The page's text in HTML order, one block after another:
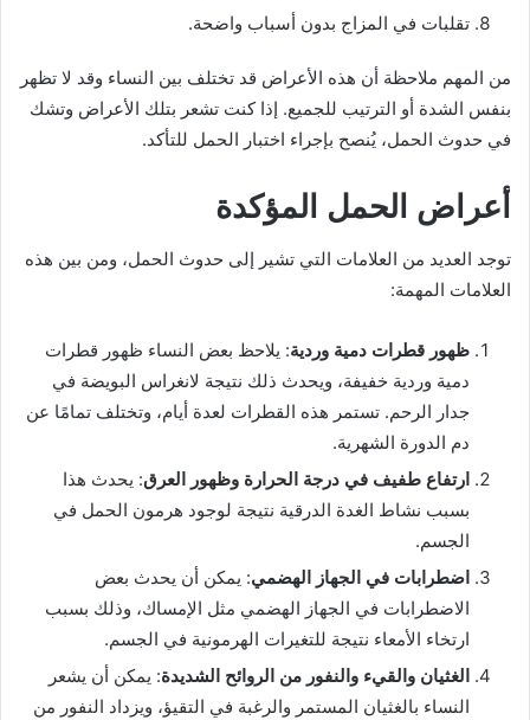
تقلبات في المزاج بدون أسباب واضحة.
من المهم ملاحظة أن هذه الأعراض قد تختلف بين النساء وقد لا تظهر
بنفس الشدة أو الترتيب للجميع. إذا كنت تشعر بتلك الأعراض وتشك
في حدوث الحمل، يُنصح بإجراء اختبار الحمل للتأكد.
أعراض الحمل المؤكدة
توجد العديد من العلامات التي تشير إلى حدوث الحمل، ومن بين هذه
العلامات المهمة:
ظهور قطرات دمية وردية: يلاحظ بعض النساء ظهور قطرات
دمية وردية خفيفة، ويحدث ذلك نتيجة لانغراس البويضة في
جدار الرحم. تستمر هذه القطرات لعدة أيام، وتختلف تمامًا عن
دم الدورة الشهرية.
ارتفاع طفيف في درجة الحرارة وظهور العرق: يحدث هذا
بسبب نشاط الغدة الدرقية نتيجة لوجود هرمون الحمل في
الجسم.
اضطرابات في الجهاز الهضمي: يمكن أن يحدث بعض
الاضطرابات في الجهاز الهضمي مثل الإمساك، وذلك بسبب
ارتخاء الأمعاء نتيجة للتغيرات الهرمونية في الجسم.
الغثيان والقيء والنفور من الروائح الشديدة: يمكن أن يشعر
النساء بالغثيان المستمر والرغبة في التقيؤ، ويزداد النفور من